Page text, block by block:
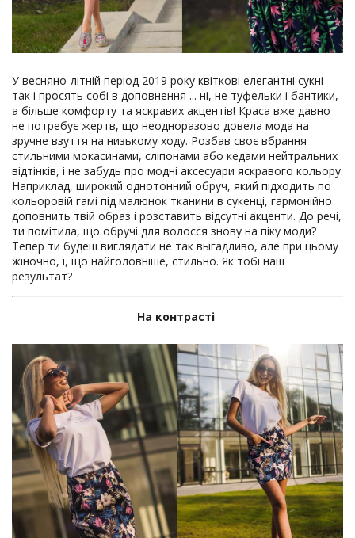
У весняно-літній період 2019 року квіткові елегантні сукні
так і просять собі в доповнення ... ні, не туфельки і бантики,
а більше комфорту та яскравих акцентів! Краса вже давно
не потребує жертв, що неодноразово довела мода на
зручне взуття на низькому ходу. Розбав своє вбрання
стильними мокасинами, сліпонами або кедами нейтральних
відтінків, і не забудь про модні аксесуари яскравого кольору.
Наприклад, широкий однотонний обруч, який підходить по
кольоровій гамі під малюнок тканини в сукенці, гармонійно
доповнить твій образ і розставить відсутні акценти. До речі,
ти помітила, що обручі для волосся знову на піку моди?
Тепер ти будеш виглядати не так выгадливо, але при цьому
жіночно, і, що найголовніше, стильно. Як тобі наш
результат?
На контрасті